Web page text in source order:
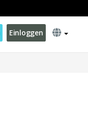
Einloggen